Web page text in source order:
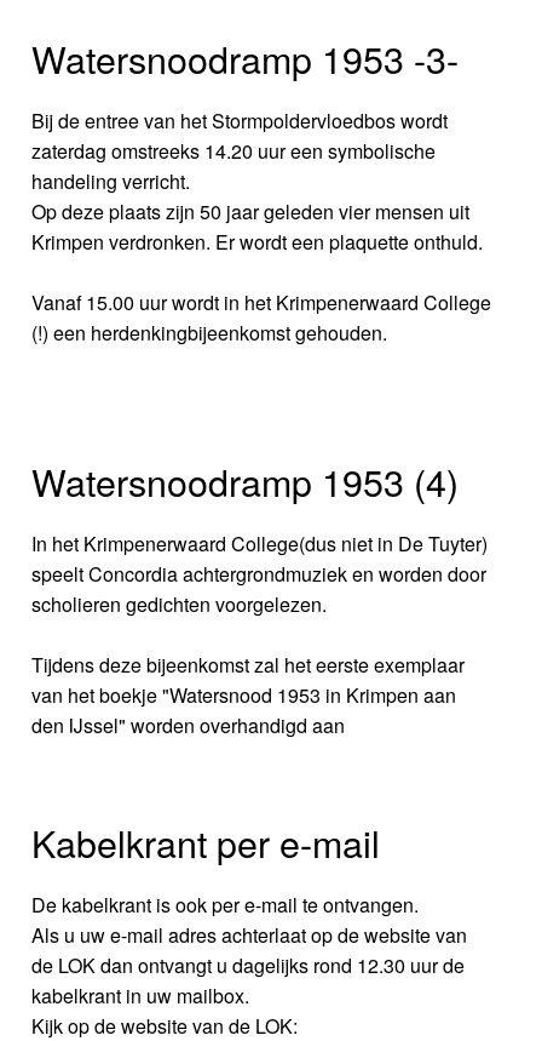
Watersnoodramp 1953 -3-
Bij de entree van het Stormpoldervloedbos wordt
zaterdag omstreeks 14.20 uur een symbolische
handeling verricht.
Op deze plaats zijn 50 jaar geleden vier mensen uit
Krimpen verdronken. Er wordt een plaquette onthuld.
Vanaf 15.00 uur wordt in het Krimpenerwaard College
(!) een herdenkingbijeenkomst gehouden.
Watersnoodramp 1953 (4)
In het Krimpenerwaard College(dus niet in De Tuyter)
speelt Concordia achtergrondmuziek en worden door
scholieren gedichten voorgelezen.
Tijdens deze bijeenkomst zal het eerste exemplaar
van het boekje "Watersnood 1953 in Krimpen aan
den IJssel" worden overhandigd aan
Kabelkrant per e-mail
De kabelkrant is ook per e-mail te ontvangen.
Als u uw e-mail adres achterlaat op de website van
de LOK dan ontvangt u dagelijks rond 12.30 uur de
kabelkrant in uw mailbox.
Kijk op de website van de LOK: